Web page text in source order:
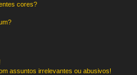
cores?
assuntos irrelevantes ou abusivos!